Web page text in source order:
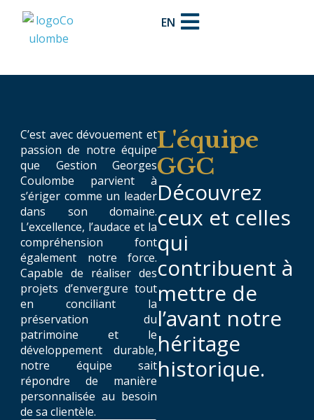
EN
C’est avec dévouement et
passion de notre équipe
que Gestion Georges
Coulombe parvient à
s’ériger comme un leader
dans son domaine.
L’excellence, l’audace et la
compréhension font
également notre force.
Capable de réaliser des
projets d’envergure tout
en conciliant la
préservation du
patrimoine et le
développement durable,
notre équipe sait
répondre de manière
personnalisée au besoin
de sa clientèle.
L'équipe
GGC
Découvrez
ceux et celles
qui
contribuent à
mettre de
l’avant notre
héritage
historique.